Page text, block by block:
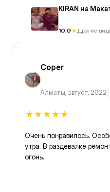
KIRAN на
10.0 Другие
Coper
Алматы, август, 2022
Очень понравилось.
утра. В раздевалке
огонь.